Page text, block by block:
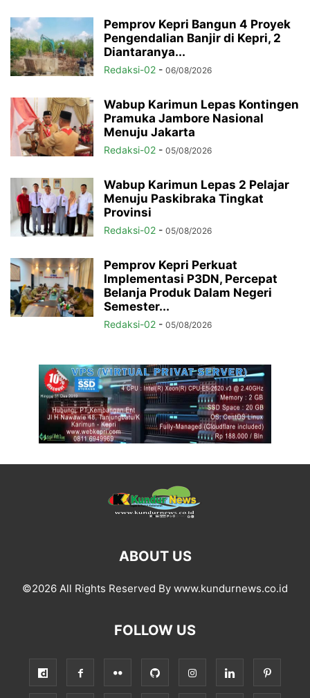
Pemprov Kepri Bangun 4 Proyek
Pengendalian Banjir di Kepri, 2
Diantaranya...
Redaksi-02 - 06/08/2026
Wabup Karimun Lepas Kontingen
Pramuka Jambore Nasional
Menuju Jakarta
Redaksi-02 - 05/08/2026
Wabup Karimun Lepas 2 Pelajar
Menuju Paskibraka Tingkat
Provinsi
Redaksi-02 - 05/08/2026
Pemprov Kepri Perkuat
Implementasi P3DN, Percepat
Belanja Produk Dalam Negeri
Semester...
Redaksi-02 - 05/08/2026
ABOUT US
©2026 All Rights Reserved By www.kundurnews.co.id
FOLLOW US